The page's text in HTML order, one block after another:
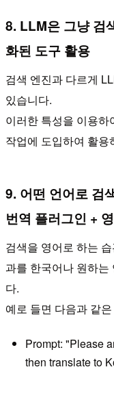
8. LLM은 그냥 검
화된 도구 활용
검색 엔진과 다르게
있습니다.
이러한 특성을 이용하
작업에 도입하여 활
9. 어떤 언어로 검
번역 플러그인 +
검색을 영어로 하는
과를 한국어나 원하는
다.
예로 들면 다음과 같
Prompt: "Please
then translate to